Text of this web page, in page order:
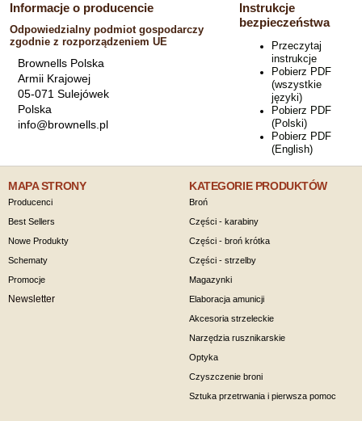
Informacje o producencie
Odpowiedzialny podmiot gospodarczy
zgodnie z rozporządzeniem UE
Brownells Polska
Armii Krajowej
05-071 Sulejówek
Polska
info@brownells.pl
Instrukcje
bezpieczeństwa
Przeczytaj
instrukcje
Pobierz PDF
(wszystkie
języki)
Pobierz PDF
(Polski)
Pobierz PDF
(English)
MAPA STRONY
Producenci
Best Sellers
Nowe Produkty
Schematy
Promocje
Newsletter
KATEGORIE PRODUKTÓW
Broń
Części - karabiny
Części - broń krótka
Części - strzelby
Magazynki
Elaboracja amunicji
Akcesoria strzeleckie
Narzędzia rusznikarskie
Optyka
Czyszczenie broni
Sztuka przetrwania i pierwsza pomoc